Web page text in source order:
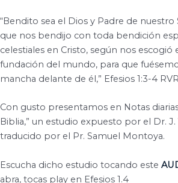
“Bendito sea el Dios y Padre de nuestro
que nos bendijo con toda bendición
celestiales en Cristo, según nos escogió
fundación del mundo, para que
mancha delante de él,” Efesios 1:3-4
Con gusto presentamos en Notas
Biblia,” un estudio expuesto por el Dr.
traducido por el Pr. Samuel Montoya.
Escucha dicho estudio tocando este
abra, tocas play en Efesios 1.4